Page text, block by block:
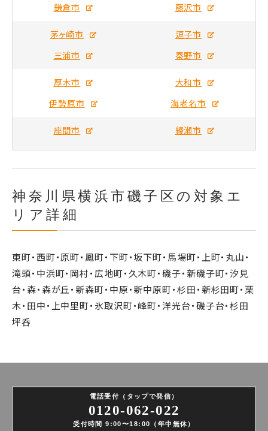
鎌倉市
藤沢市
茅ヶ崎市
逗子市
三浦市
秦野市
厚木市
大和市
伊勢原市
海老名市
座間市 綾瀬市
神奈川県横浜市磯子区の対象エ
リア詳細
東町・西町・原町・鳳町・下町・坂下町・馬場町・上町・丸山・
滝頭・中浜町・岡村・広地町・久木町・磯子・新磯子町・汐見
台・森・森が丘・新森町・中原・新中原町・杉田・新杉田町・栗
木・田中・上中里町・氷取沢町・峰町・洋光台・磯子台・杉田
坪呑
電話受付（タップで発信）
0120-062-022
受付時間 9:00〜18:00（年中無休）